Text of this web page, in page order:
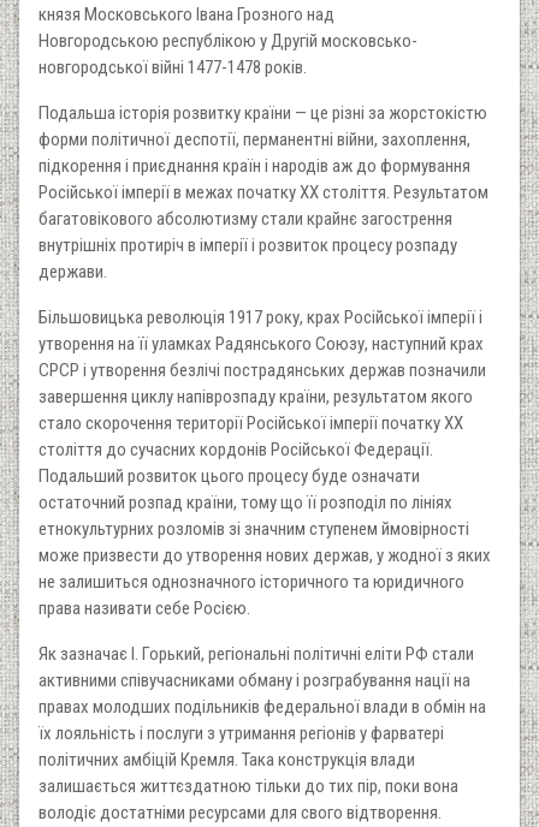
князя Московського Івана Грозного над
Новгородською республікою у Другій московсько-
новгородської війні 1477-1478 років.
Подальша історія розвитку країни — це різні за жорстокістю
форми політичної деспотії, перманентні війни, захоплення,
підкорення і приєднання країн і народів аж до формування
Російської імперії в межах початку ХХ століття. Результатом
багатовікового абсолютизму стали крайнє загострення
внутрішніх протиріч в імперії і розвиток процесу розпаду
держави.
Більшовицька революція 1917 року, крах Російської імперії і
утворення на її уламках Радянського Союзу, наступний крах
СРСР і утворення безлічі пострадянських держав позначили
завершення циклу напіврозпаду країни, результатом якого
стало скорочення території Російської імперії початку ХХ
століття до сучасних кордонів Російської Федерації.
Подальший розвиток цього процесу буде означати
остаточний розпад країни, тому що її розподіл по лініях
етнокультурних розломів зі значним ступенем ймовірності
може призвести до утворення нових держав, у жодної з яких
не залишиться однозначного історичного та юридичного
права називати себе Росією.
Як зазначає І. Горький, регіональні політичні еліти РФ стали
активними співучасниками обману і розграбування нації на
правах молодших подільників федеральної влади в обмін на
їх лояльність і послуги з утримання регіонів у фарватері
політичних амбіцій Кремля. Така конструкція влади
залишається життєздатною тільки до тих пір, поки вона
володіє достатніми ресурсами для свого відтворення.